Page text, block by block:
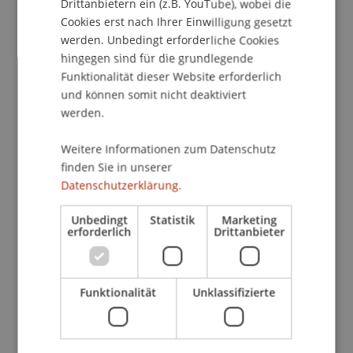
lernen sie alles von der Sendungsplanung über
das Führen von Interviews bis hin zur
Audioproduktion – immer mit einem starken
Bezug zu Liechtenstein und zur Universität. Die
Programme des Campus Radios sind über Radio
und Online-Plattformen zugänglich und erreichen
KI als Zukunftsthema im Campus
Radio
Die Einführung von ANNA ist nur der Anfang. Im
kommenden Semester plant das Campus Radio,
die Einsatzmöglichkeiten von KI weiter zu
erkunden. In Zusammenarbeit mit
Medienexperten und durch kritische
Drittanbietern ein (z.B. YouTube), wobei die
Cookies erst nach Ihrer Einwilligung gesetzt
werden. Unbedingt erforderliche Cookies
hingegen sind für die grundlegende
Funktionalität dieser Website erforderlich
und können somit nicht deaktiviert
werden.
Weitere Informationen zum Datenschutz
finden Sie in unserer
Datenschutzerklärung.
Unbedingt
erforderlich
Statistik Marketing
Drittanbieter
Funktionalität Unklassifizierte